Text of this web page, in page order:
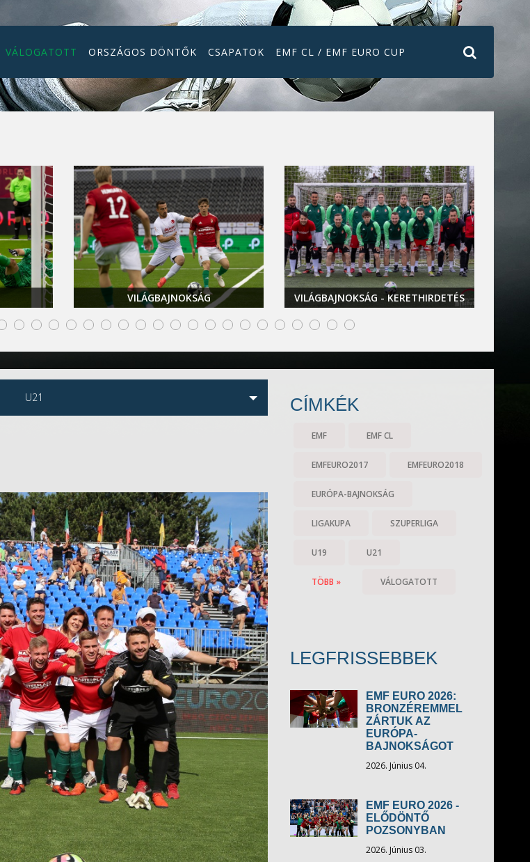
VÁLOGATOTT ORSZÁGOS DÖNTŐK CSAPATOK EMF CL / EMF EURO CUP
VILÁGBAJNOKSÁG VILÁGBAJNOKSÁG - KERETHIRDETÉS
U21 CÍMKÉK
EMF EMF CL
EMFEURO2017 EMFEURO2018
EURÓPA-BAJNOKSÁG
LIGAKUPA SZUPERLIGA
U19 U21
VÁLOGATOTT
TÖBB »
LEGFRISSEBBEK
EMF EURO 2026:
BRONZÉREMMEL
ZÁRTUK AZ
EURÓPA-
BAJNOKSÁGOT
2026. Június 04.
EMF EURO 2026 -
ELŐDÖNTŐ
POZSONYBAN
2026. Június 03.